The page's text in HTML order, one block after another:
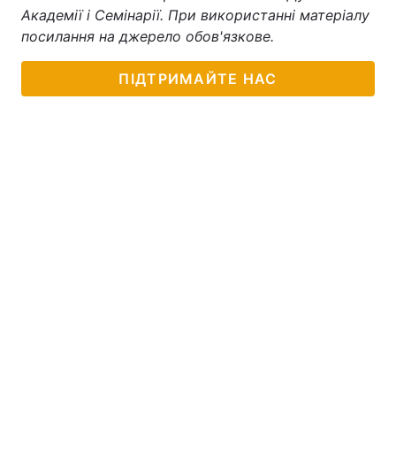
Академії і Семінарії. При використанні матеріалу
посилання на джерело обов'язкове.
ПІДТРИМАЙТЕ НАС